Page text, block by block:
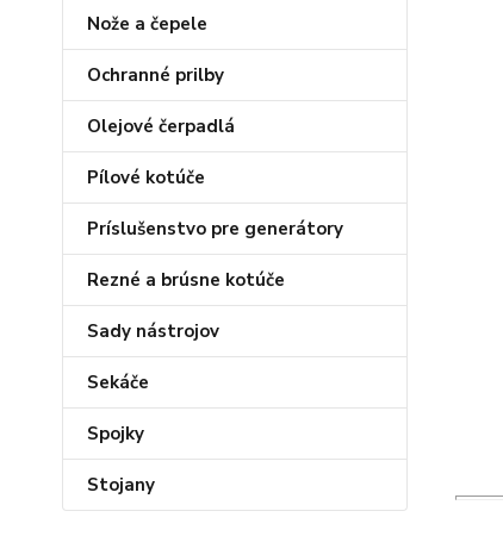
Nože a čepele
Ochranné prilby
Olejové čerpadlá
Pílové kotúče
Príslušenstvo pre generátory
Rezné a brúsne kotúče
Sady nástrojov
Sekáče
Spojky
Stojany